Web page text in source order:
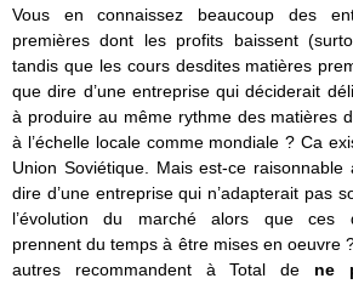
Vous en connaissez beaucoup des
premières dont les profits baissent
tandis que les cours desdites matières
que dire d’une entreprise qui déciderait
à produire au même rythme des matières
à l’échelle locale comme mondiale ? Ca
Union Soviétique. Mais est-ce raisonnable
dire d’une entreprise qui n’adapterait pas
l’évolution du marché alors que ces
prennent du temps à être mises en oeuvre
autres recommandent à Total de ne